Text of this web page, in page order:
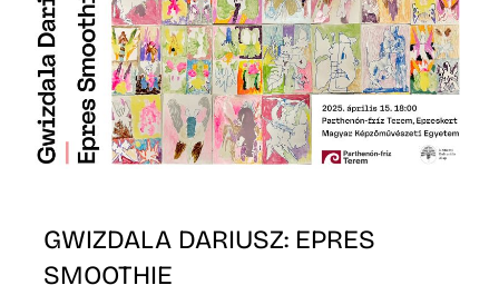
GWIZDALA DARIUSZ: EPRES
SMOOTHIE